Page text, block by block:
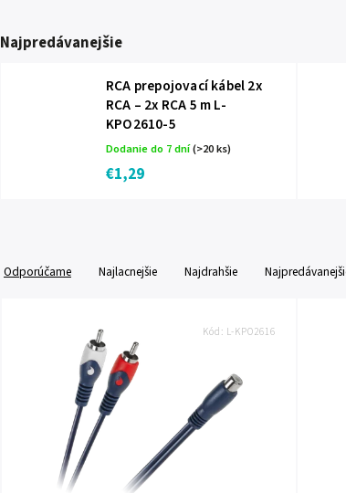
Najpredávanejšie
RCA prepojovací kábel 2x
RCA – 2x RCA 5 m L-
KPO2610-5
Dodanie do 7 dní(>20 ks)
€1,29
Odporúčame Najlacnejšie Najdrahšie
Kód: L-KPO2616